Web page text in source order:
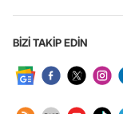
BİZİ TAKİP EDİN